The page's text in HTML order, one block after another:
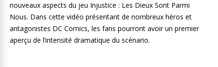
nouveaux aspects du jeu Injustice : Les Dieux Sont Parmi
Nous. Dans cette vidéo présentant de nombreux héros et
antagonistes DC Comics, les fans pourront avoir un premier
aperçu de l’intensité dramatique du scénario.